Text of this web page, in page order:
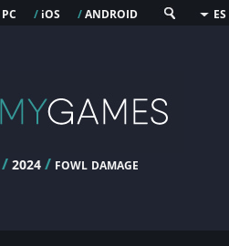
pc / ios /android ES
/ 2024 / fowl damage